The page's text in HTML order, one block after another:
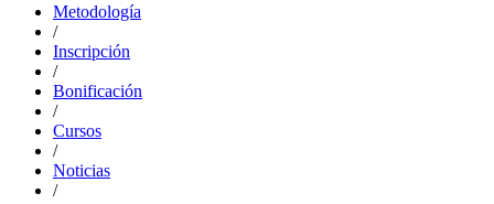
Metodología
/
Inscripción
/
Bonificación
/
Cursos
/
Noticias
/